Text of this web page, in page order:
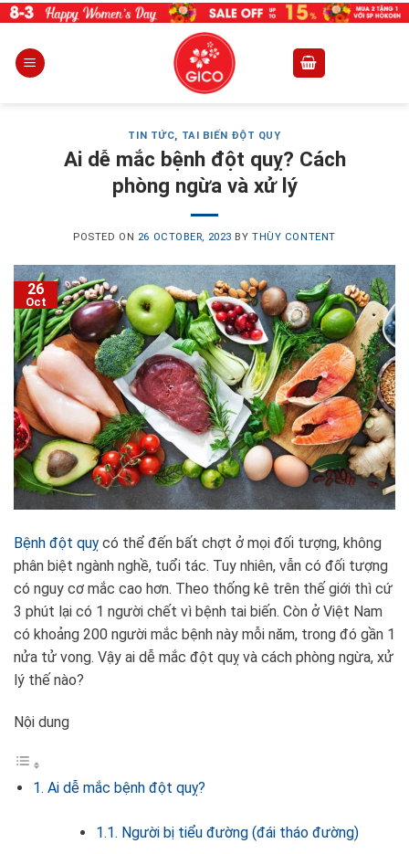
Skip
content
TIN TỨC, TAI BIẾN ĐỘT QUỴ
Ai dễ mắc bệnh đột quỵ? Cách
phòng ngừa và xử lý
POSTED ON 26 OCTOBER, 2023 BYTHÙY CONTENT
26
Oct
Bệnh đột quỵ có thể đến bất chợt ở mọi đối tượng, không
phân biệt ngành nghề, tuổi tác. Tuy nhiên, vẫn có đối tượng
có nguy cơ mắc cao hơn. Theo thống kê trên thế giới thì cứ
3 phút lại có 1 người chết vì bệnh tai biến. Còn ở Việt Nam
có khoảng 200 người mắc bệnh này mỗi năm, trong đó gần 1
nửa tử vong. Vậy ai dễ mắc đột quỵ và cách phòng ngừa, xử
lý thế nào?
Nội dung
1. Ai dễ mắc bệnh đột quỵ?
1.1. Người bị tiểu đường (đái tháo đường)